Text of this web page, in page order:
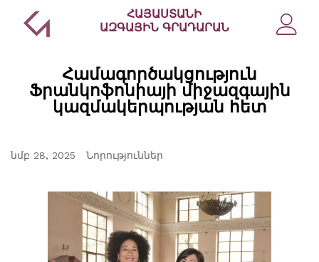
ՀԱՅԱՍՏԱՆԻ
ԱԶԳԱՅԻՆ ԳՐԱԴԱՐԱՆ
Համագործակցություն
Ֆրանկոֆոնիայի միջազգային
կազմակերպության հետ
նմբ 28, 2025 Նորություններ